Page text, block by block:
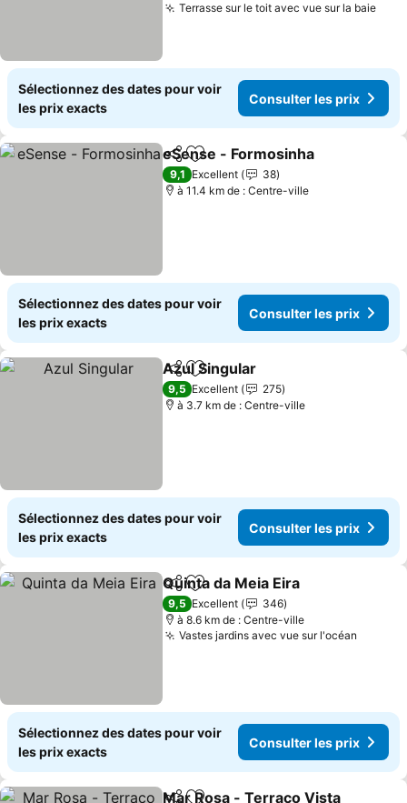
Terrasse sur le toit avec vue sur la baie
Sélectionnez des dates pour voir
les prix exacts
Consulter les prix
PartagerAjouter à mes favoris
eSense - Formosinha
9,1 Excellent
38
à 11.4 km de : Centre-ville
Sélectionnez des dates pour voir
les prix exacts
Consulter les prix
PartagerAjouter à mes favoris
Azul Singular
9,5 Excellent
275
à 3.7 km de : Centre-ville
Sélectionnez des dates pour voir
les prix exacts
Consulter les prix
PartagerAjouter à mes favoris
Quinta da Meia Eira
9,5 Excellent
346
à 8.6 km de : Centre-ville
Vastes jardins avec vue sur l'océan
Sélectionnez des dates pour voir
les prix exacts
Consulter les prix
Mar Rosa - Terraço Vista